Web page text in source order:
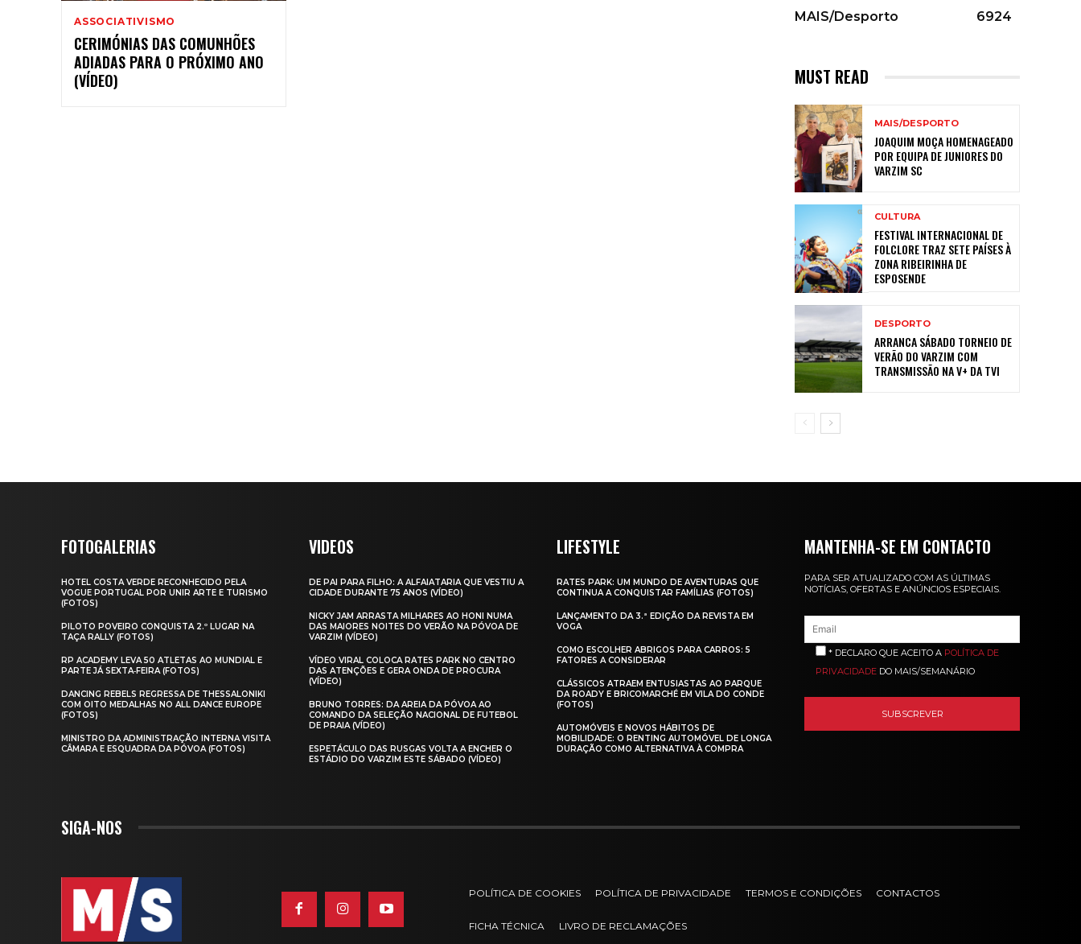
ASSOCIATIVISMO
CERIMÓNIAS DAS COMUNHÕES
ADIADAS PARA O PRÓXIMO ANO
(VÍDEO)
MAIS/Desporto
6924
MUST READ
MAIS/DESPORTO
JOAQUIM MOÇA HOMENAGEADO
POR EQUIPA DE JUNIORES DO
VARZIM SC
CULTURA
FESTIVAL INTERNACIONAL DE
FOLCLORE TRAZ SETE PAÍSES À
ZONA RIBEIRINHA DE
ESPOSENDE
DESPORTO
ARRANCA SÁBADO TORNEIO DE
VERÃO DO VARZIM COM
TRANSMISSÃO NA V+ DA TVI
FOTOGALERIAS
HOTEL COSTA VERDE RECONHECIDO PELA
VOGUE PORTUGAL POR UNIR ARTE E TURISMO
(FOTOS)
PILOTO POVEIRO CONQUISTA 2.º LUGAR NA
TAÇA RALLY (FOTOS)
RP ACADEMY LEVA 50 ATLETAS AO MUNDIAL E
PARTE JÁ SEXTA‑FEIRA (FOTOS)
DANCING REBELS REGRESSA DE THESSALONIKI
COM OITO MEDALHAS NO ALL DANCE EUROPE
(FOTOS)
MINISTRO DA ADMINISTRAÇÃO INTERNA VISITA
CÂMARA E ESQUADRA DA PÓVOA (FOTOS)
VIDEOS
DE PAI PARA FILHO: A ALFAIATARIA QUE VESTIU A
CIDADE DURANTE 75 ANOS (VÍDEO)
NICKY JAM ARRASTA MILHARES AO HONI NUMA
DAS MAIORES NOITES DO VERÃO NA PÓVOA DE
VARZIM (VÍDEO)
VÍDEO VIRAL COLOCA RATES PARK NO CENTRO
DAS ATENÇÕES E GERA ONDA DE PROCURA
(VÍDEO)
BRUNO TORRES: DA AREIA DA PÓVOA AO
COMANDO DA SELEÇÃO NACIONAL DE FUTEBOL
DE PRAIA (VÍDEO)
ESPETÁCULO DAS RUSGAS VOLTA A ENCHER O
ESTÁDIO DO VARZIM ESTE SÁBADO (VÍDEO)
LIFESTYLE
RATES PARK: UM MUNDO DE AVENTURAS QUE
CONTINUA A CONQUISTAR FAMÍLIAS (FOTOS)
LANÇAMENTO DA 3.ª EDIÇÃO DA REVISTA EM
VOGA
COMO ESCOLHER ABRIGOS PARA CARROS: 5
FATORES A CONSIDERAR
CLÁSSICOS ATRAEM ENTUSIASTAS AO PARQUE
DA ROADY E BRICOMARCHÉ EM VILA DO CONDE
(FOTOS)
AUTOMÓVEIS E NOVOS HÁBITOS DE
MOBILIDADE: O RENTING AUTOMÓVEL DE LONGA
DURAÇÃO COMO ALTERNATIVA À COMPRA
MANTENHA-SE EM CONTACTO
PARA SER ATUALIZADO COM AS ÚLTIMAS
NOTÍCIAS, OFERTAS E ANÚNCIOS ESPECIAIS.
* DECLARO QUE ACEITO A POLÍTICA DE
PRIVACIDADE DO MAIS/SEMANÁRIO
SIGA-NOS
POLÍTICA DE COOKIES POLÍTICA DE PRIVACIDADE TERMOS E CONDIÇÕES CONTACTOS
FICHA TÉCNICA LIVRO DE RECLAMAÇÕES